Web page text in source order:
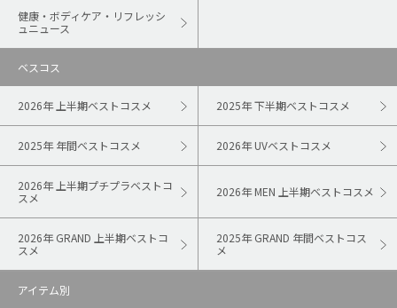
健康・ボディケア・リフレッシ
ュニュース
ベスコス
2026年 上半期ベストコスメ 2025年 下半期ベストコスメ
2025年 年間ベストコスメ 2026年 UVベストコスメ
2026年 上半期プチプラベストコ
スメ
2026年 MEN 上半期ベストコスメ
2026年 GRAND 上半期ベストコ
スメ
2025年 GRAND 年間ベストコス
メ
アイテム別